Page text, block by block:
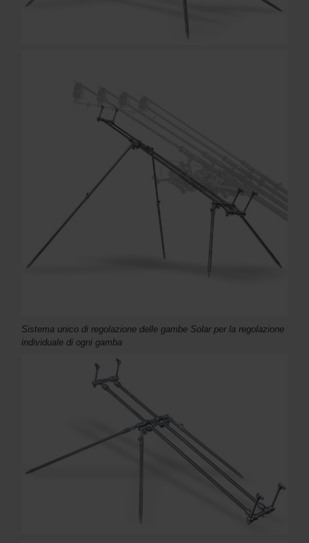
Sistema unico di regolazione delle gambe Solar per la regolazione
individuale di ogni gamba